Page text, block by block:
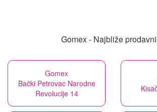
Gomex - Najbliže
Gomex
Bački Petrovac Narodne
Revolucije 14